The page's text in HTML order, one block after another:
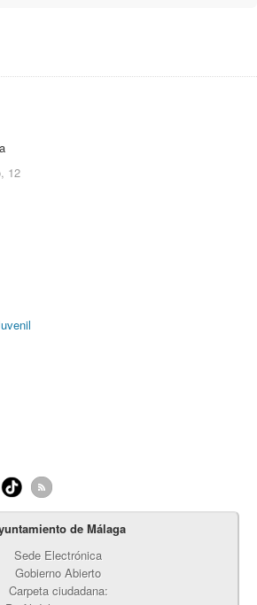
12
de Málaga
Sede Electrónica
Gobierno Abierto
Carpeta ciudadana: